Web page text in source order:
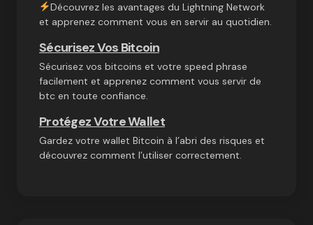
Découvrez les avantages du Lightning Network
et apprenez comment vous en servir au quotidien.
Sécurisez Vos Bitcoin
Sécurisez vos bitcoins et votre speed phrase
facilement et apprenez comment vous servir de
btc en toute confiance.
Protégez Votre Wallet
Gardez votre wallet Bitcoin à l’abri des risques et
découvrez comment l’utiliser correctement.